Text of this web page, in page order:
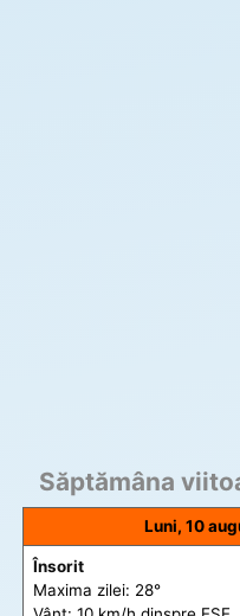
Săptămâna
Luni, 10
Însorit
Maxima zilei: 28°